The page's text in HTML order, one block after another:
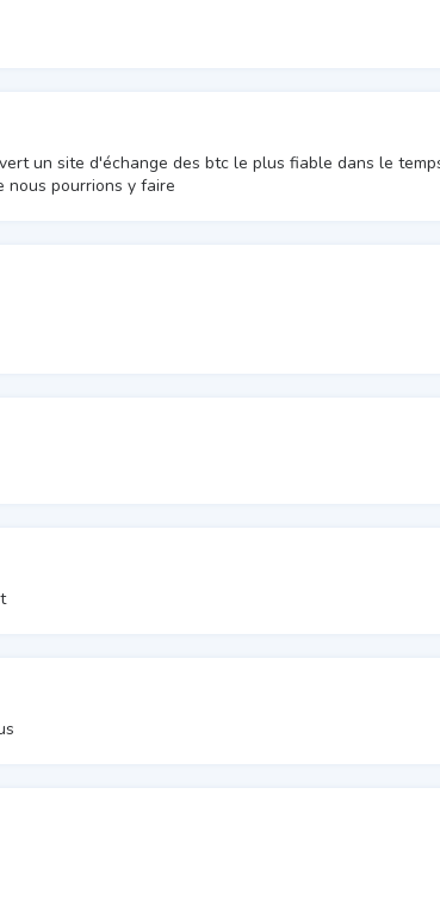
un site d'échange des btc le plus fiable dans le
nous pourrions y faire